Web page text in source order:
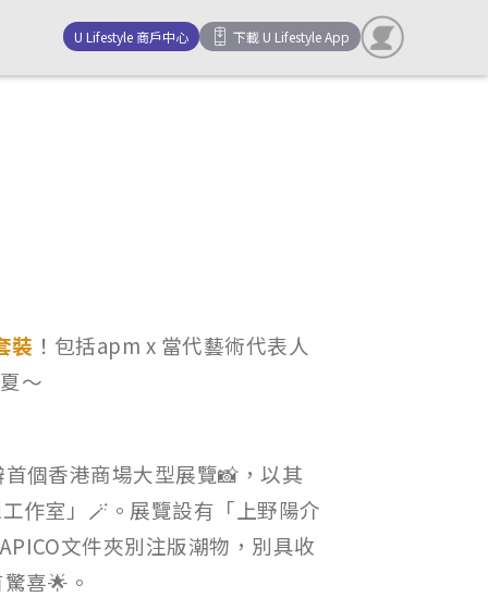
U Lifestyle 商戶中心 下載 U Lifestyle App
裝 ！包括apm x 當代藝術代表人
～
個香港商場大型展覽📸，以其
作室」🪄。展覽設有「上野陽介
文件夾別注版潮物，別具收
喜🌟。